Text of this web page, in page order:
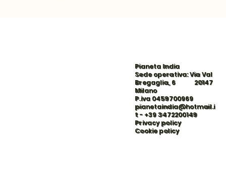
Pianeta India
Sede operativa: Via Val
Bregaglia, 6 20147
Milano
P.iva 0459700969
pianetaindia@hotmail.i
t- +39 3472200149
Privacy policy
Cookie policy